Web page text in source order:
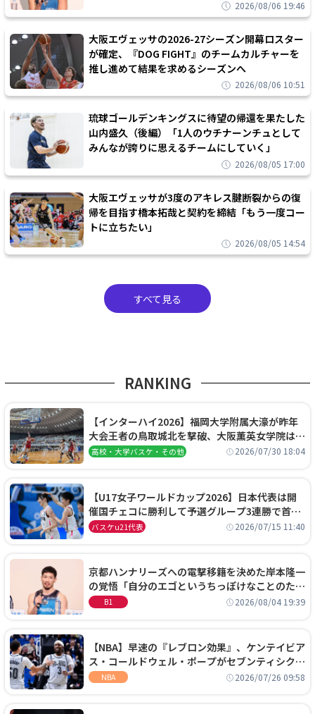
2026/08/06 19:46
大阪エヴェッサの2026-27シーズン開幕ロスター
が確定、『DOG FIGHT』のチームカルチャーを
推し進めて結果を求めるシーズンへ
2026/08/06 10:51
琉球ゴールデンキングスに待望の帰還を果たした
山内盛久（後編）「1人のウチナーンチュとして
みんなが誇りに思えるチームにしていく」
2026/08/05 17:00
大阪エヴェッサが3度のアキレス腱断裂からの復
帰を目指す橋本拓哉と契約を締結「もう一度コー
トに立ちたい」
2026/08/05 14:54
すべて見る
RANKING
【インターハイ2026】福岡大学附属大濠が昨年
大会王者の鳥取城北を撃破、大阪薫英女学院は岐
阜女子に完勝、大会3日目試合結果
高校・大学バスケ・その他 2026/07/30 18:04
【U17女子ワールドカップ2026】日本代表は開
催国チェコに勝利して予選グループ3連勝で首位
通過！準々決勝の相手はエジプトに決定
バスケu21代表 2026/07/15 11:40
京都ハンナリーズへの電撃移籍を決めた岸本隆一
の覚悟「自分のエゴというちっぽけなことのため
に、京都に来たわけではない」
B1 2026/08/04 19:39
【NBA】早速の『レブロン効果』、ケンテイビア
ス・コールドウェル・ポープがセブンティシクサ
ーズに1年契約で加入
NBA 2026/07/26 09:58